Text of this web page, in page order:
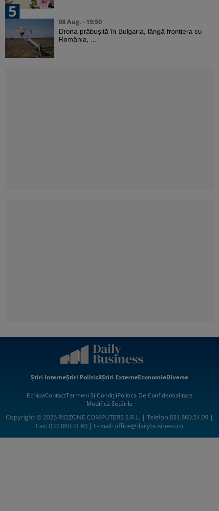
5
08 Aug. - 19:50
Drona prăbușită în Bulgaria, lângă frontiera cu
România, ...
Știri InterneȘtiri PoliticăȘtiri ExterneEconomieDiverse
EchipaContactTermeni Si CondițiiPolitica De Confidentialitate
Modifică Setările
Copyright © 2026 RIDZONE COMPUTERS S.R.L. | Telefon 031.860.51.09 |
Fax: 037.860.31.60 | E-mail:office@dailybusiness.ro